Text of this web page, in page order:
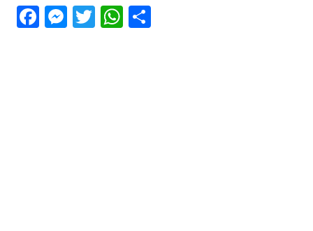
Facebook
Messenger
TwitterWhatsApp